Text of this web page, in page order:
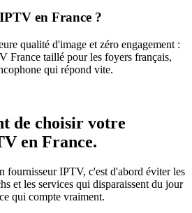
en France ?
qualité d'image et zéro engagement :
France taillé pour les foyers français,
qui répond vite.
de choisir votre
en France.
fournisseur IPTV, c'est d'abord éviter les
et les services qui disparaissent du jour
qui compte vraiment.